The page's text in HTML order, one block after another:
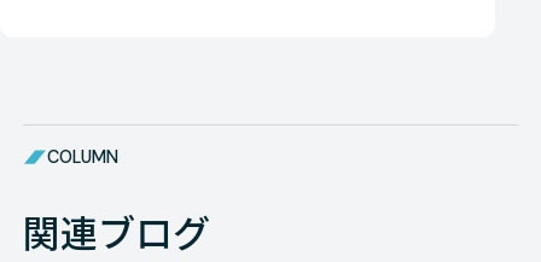
COLUMN
関連ブログ